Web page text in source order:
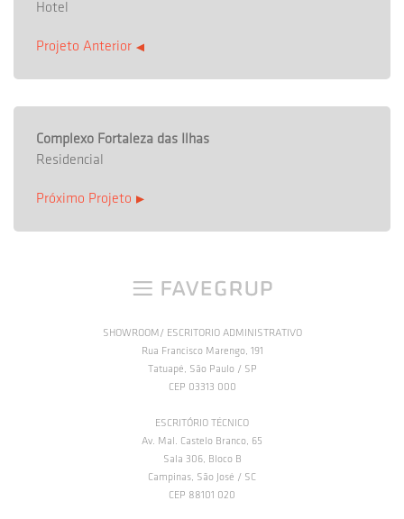
Hotel
Projeto Anterior
Complexo Fortaleza das Ilhas
Residencial
Próximo Projeto
SHOWROOM/ ESCRITORIO ADMINISTRATIVO
Rua Francisco Marengo, 191
Tatuapé, São Paulo / SP
CEP 03313 000
ESCRITÓRIO TÉCNICO
Av. Mal. Castelo Branco, 65
Sala 306, Bloco B
Campinas, São José / SC
CEP 88101 020